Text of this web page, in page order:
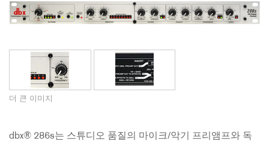
언어/지역
더 큰 이미지
dbx® 286s는 스튜디오 품질의 마이크/악기 프리앰프와 독